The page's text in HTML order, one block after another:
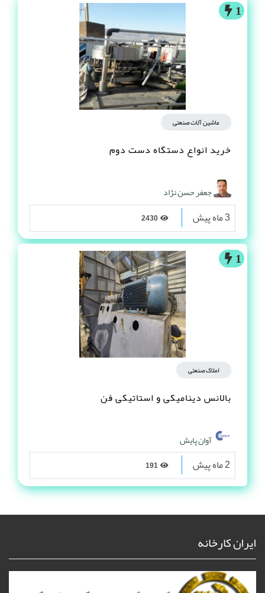
1
ماشین آلات صنعتی
خرید انواع دستگاه دست دوم
جعفر حسن نژاد
3 ماه پیش
1
املاک صنعتی
بالانس دینامیکی و استاتیکی فن
آوان پایش
2 ماه پیش
ایران کارخانه